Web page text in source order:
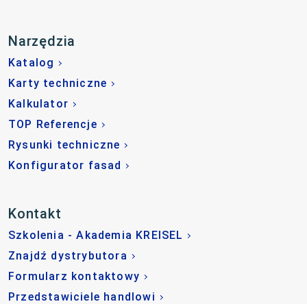
Narzędzia
Katalog
Karty techniczne
Kalkulator
TOP Referencje
Rysunki techniczne
Konfigurator fasad
Kontakt
Szkolenia - Akademia KREISEL
Znajdź dystrybutora
Formularz kontaktowy
Przedstawiciele handlowi